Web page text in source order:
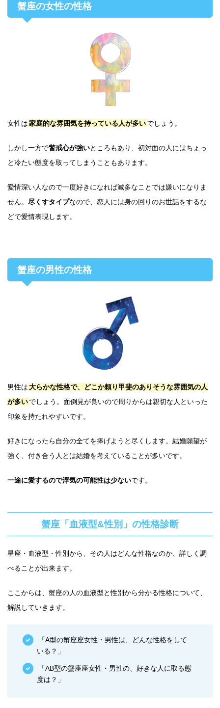
蟹座の女性の性格
女性は家庭的な雰囲気を持っている人が多いでしょう。
しかし一方で警戒心が強いところもあり、初対面の人にはちょっ
と冷たい態度を取ってしまうこともあります。
愛情深い人なので一度好きになれば滅多なことでは嫌いになりま
せん。 尽くすタイプなので、恋人には身の回りのお世話をするな
どで愛情表現します。
蟹座の男性の性格
男性は大らかな性格で、どこか頼り甲斐のありそうな雰囲気の人
が多いでしょう。面倒見が良いので周りからは親切な人といった
印象を持たれやすいです。
好きになったら自分の全てを捧げようと尽くします。結婚願望が
強く、付き合う人とは結婚を考えていることが多いです。
一途に愛するので浮気の可能性は少ないです。
蟹座「血液型&性別」の性格診断
星座・血液型・性別から、その人はどんな性格なのか、詳しく調
べることが出来ます。
ここからは、蟹座の人の血液型と性別から分かる性格について、
解説していきます。
「A型の蟹座座女性・男性は、どんな性格をして
いる？」
「AB型の蟹座座女性・男性の、好きな人に取る態
度は？」